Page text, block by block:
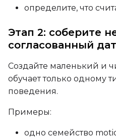
определите, что
Этап 2: соберите
согласованный
Создайте маленький и
обучает только одному
поведения.
Примеры:
одно семейство